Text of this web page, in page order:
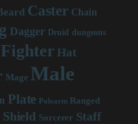
Caster Chain
Dagger Druid dungeons
Fighter Hat
Mage Male
Plate Polearm Ranged
Shield Sorcerer Staff